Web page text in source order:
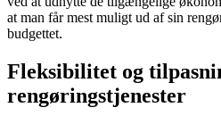
at man får mest muligt ud af sin
budgettet.
Fleksibilitet og
rengøringstjenester